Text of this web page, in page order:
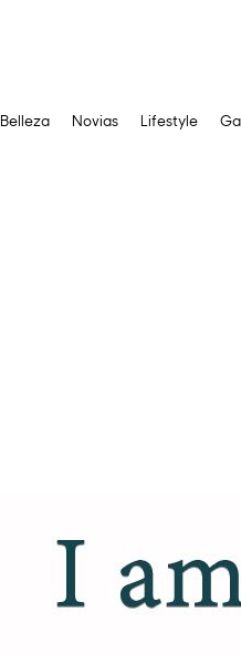
Belleza Novias Lifestyle